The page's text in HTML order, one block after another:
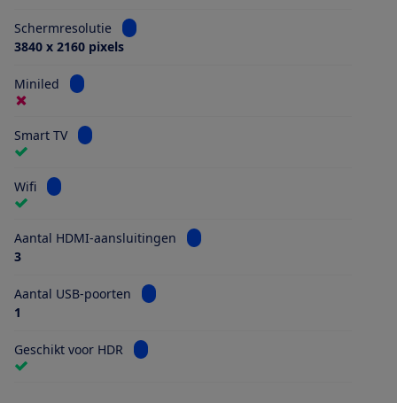
Schermresolutie
Bekijk informatie voor Schermresolutie
3840 x 2160 pixels
Miniled Bekijk informatie voor Miniled
Smart TV Bekijk informatie voor Smart TV
Wifi Bekijk informatie voor Wifi
Aantal HDMI-aansluitingen
Bekijk informatie voor Aantal
3
Aantal USB-poorten
Bekijk informatie voor Aantal USB-poorten
1
Geschikt voor HDR Bekijk informatie voor Geschikt voor HDR